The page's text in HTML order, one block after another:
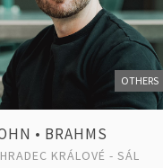
OTHERS
• BRAHMS
KRÁLOVÉ - SÁL